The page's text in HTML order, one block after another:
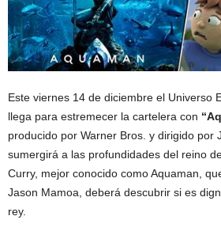
Este viernes 14 de diciembre el Universo
llega para estremecer la cartelera con
producido por Warner Bros. y dirigido por
sumergirá a las profundidades del reino
Curry, mejor conocido como Aquaman,
Jason Mamoa, deberá descubrir si es
rey.